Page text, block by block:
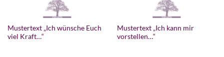
Mustertext „Ich wünsche Euch
viel Kraft…“
Mustertext „Ich kann mir
vorstellen…“